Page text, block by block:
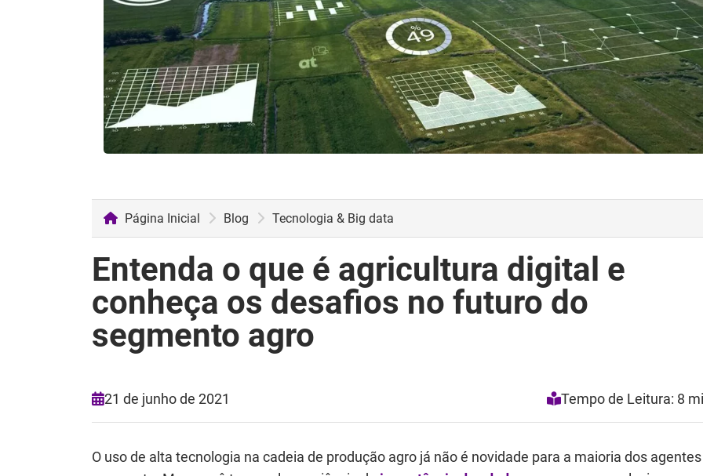
Página Inicial Blog Tecnologia & Big data
Entenda o que é agricultura digital e
conheça os desafios no futuro do
segmento agro
21 de junho de 2021 Tempo de Leitura: 8
O uso de alta tecnologia na cadeia de produção agro já não é novidade para a maioria dos